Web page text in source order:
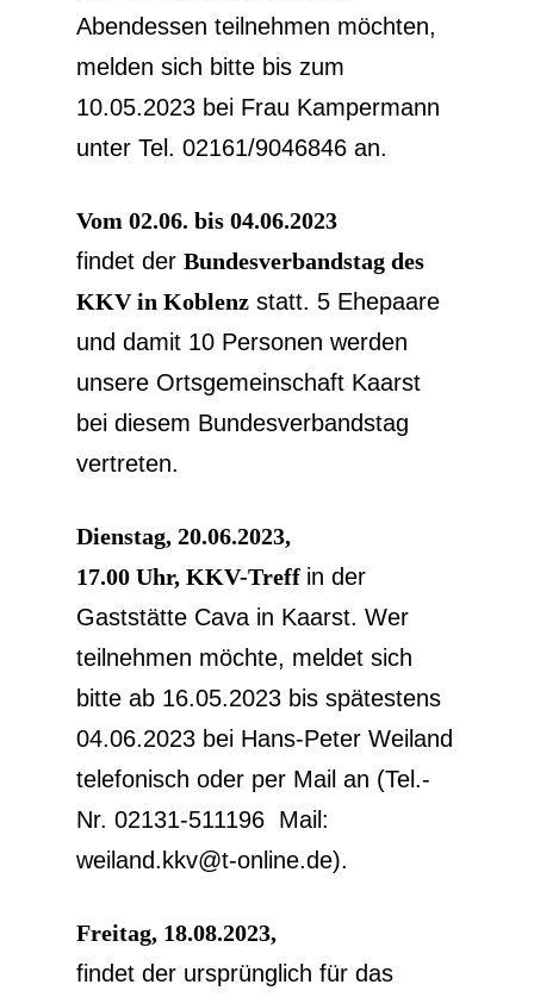
Abendessen teilnehmen möchten,
melden sich bitte bis zum
10.05.2023 bei Frau Kampermann
unter Tel. 02161/9046846 an.
Vom 02.06. bis 04.06.2023
findet der Bundesverbandstag des
KKV in Koblenz statt. 5 Ehepaare
und damit 10 Personen werden
unsere Ortsgemeinschaft Kaarst
bei diesem Bundesverbandstag
vertreten.
Dienstag, 20.06.2023,
17.00 Uhr, KKV-Treff in der
Gaststätte Cava in Kaarst. Wer
teilnehmen möchte, meldet sich
bitte ab 16.05.2023 bis spätestens
04.06.2023 bei Hans-Peter Weiland
telefonisch oder per Mail an (Tel.-
Nr. 02131-511196 Mail:
weiland.kkv@t-online.de).
Freitag, 18.08.2023,
findet der ursprünglich für das